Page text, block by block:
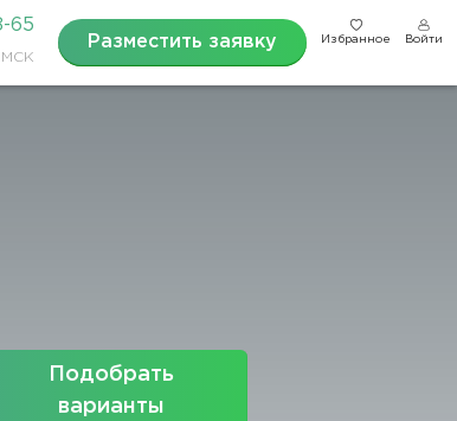
65
МСК
Разместить заявку Избранное Войти
Подобрать
варианты